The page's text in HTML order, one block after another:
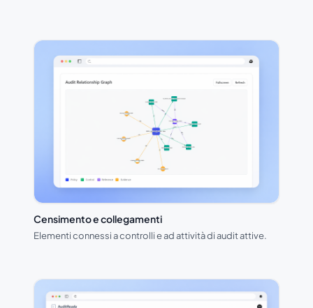
Censimento e collegamenti
Elementi connessi a controlli e ad attività di audit attive.